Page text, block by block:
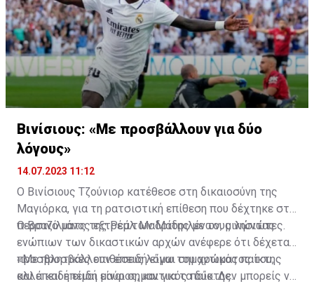
Βινίσιους: «Με προσβάλλουν για δύο
λόγους»
14.07.2023 11:12
Ο Βινίσιους Τζούνιορ κατέθεσε στη δικαιοσύνη της
Μαγιόρκα, για τη ρατσιστική επίθεση που δέχτηκε στο
περσινό ματς της Ρεάλ Μαδρίτης με τους νησιώτες.
Ο Βραζιλιάνος εξτρέμ των Μαδριλένων, μιλώντας
ενώπιων των δικαστικών αρχών ανέφερε ότι δέχεται
προσβλητικές επιθέσεις λόγω του χρώματος του,
αλλά και επειδή είναι σημαντικός παίκτης.
«Με προσβάλλουν επειδή είμαι σημαντικός παίκτης
και επειδή είμαι μαύρος, και για τα δύο. Δεν μπορείς να